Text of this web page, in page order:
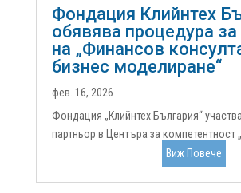
Фондация Клийнтех
обявява процедура за
на „Финансов
бизнес моделиране“
фев. 16, 2026
Фондация „Клийнтех България“
партньор в Центъра за компетентност
технологии за устойчива околна среда
отпадъци, енергия за кръгова
Виж Повече